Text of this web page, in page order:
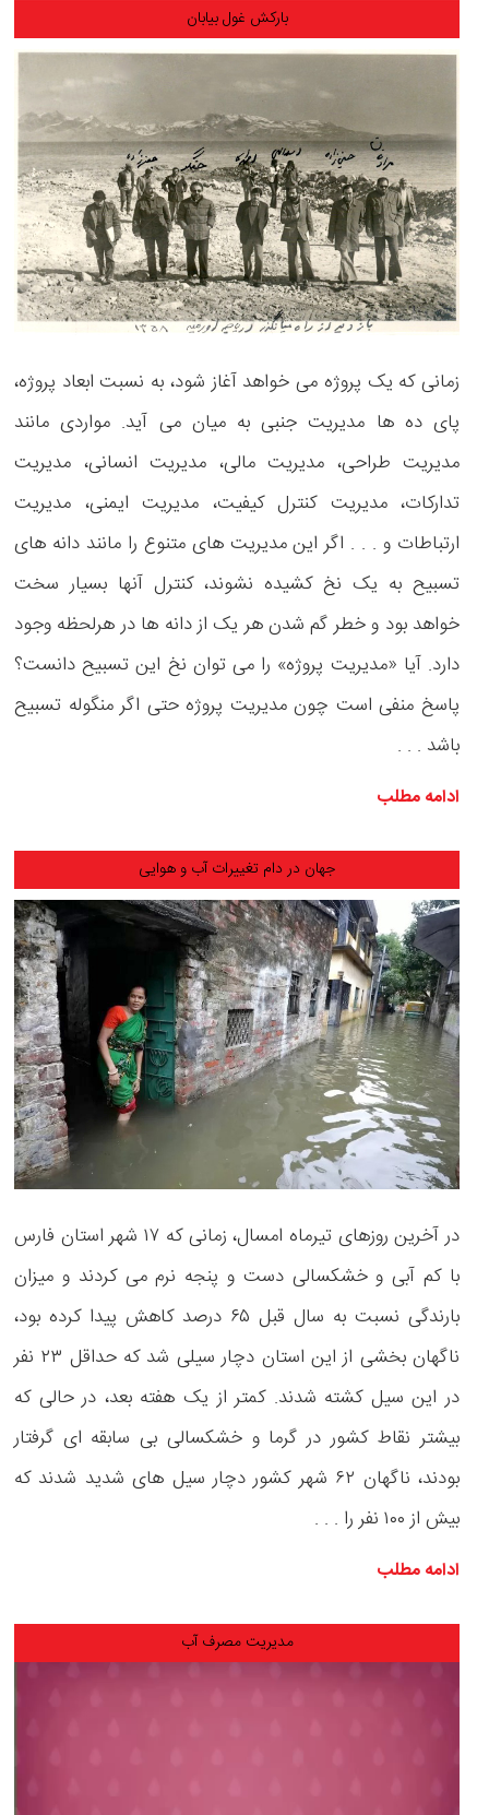
بارکش غول بیابان
زمانی که یک پروژه می خواهد آغاز شود، به نسبت ابعاد پروژه،
پای ده ها مدیریت جنبی به میان می آید. مواردی مانند
مدیریت طراحی، مدیریت مالی، مدیریت انسانی، مدیریت
تدارکات، مدیریت کنترل کیفیت، مدیریت ایمنی، مدیریت
ارتباطات و . . . اگر این مدیریت های متنوع را مانند دانه های
تسبیح به یک نخ کشیده نشوند، کنترل آنها بسیار سخت
خواهد بود و خطر گم شدن هر یک از دانه ها در هرلحظه وجود
دارد. آیا «مدیریت پروژه» را می توان نخ این تسبیح دانست؟
پاسخ منفی است چون مدیریت پروژه حتی اگر منگوله تسبیح
باشد . . .
ادامه مطلب
جهان در دام تغییرات آب و هوایی
در آخرین روزهای تیرماه امسال، زمانی که ۱۷ شهر استان فارس
با کم آبی و خشکسالی دست و پنجه نرم می کردند و میزان
بارندگی نسبت به سال قبل ۶۵ درصد کاهش پیدا کرده بود،
ناگهان بخشی از این استان دچار سیلی شد که حداقل ۲۳ نفر
در این سیل کشته شدند. کمتر از یک هفته بعد، در حالی که
بیشتر نقاط کشور در گرما و خشکسالی بی سابقه ای گرفتار
بودند، ناگهان ۶۲ شهر کشور دچار سیل های شدید شدند که
بیش از ۱۰۰ نفر را . . .
ادامه مطلب
مدیریت مصرف آب